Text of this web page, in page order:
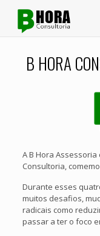
B HORA
A B Hora
Consultoria,
Durante esses
muitos desafios,
radicais como
passar a ter o foco